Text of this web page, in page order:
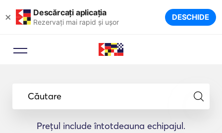
× Descărcați aplicația
Rezervați mai rapid și ușor DESCHIDE
Căutare
Prețul include întotdeauna echipajul.